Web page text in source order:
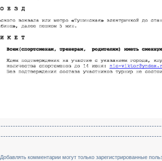
Добавлять комментарии могут только зарегистрированные